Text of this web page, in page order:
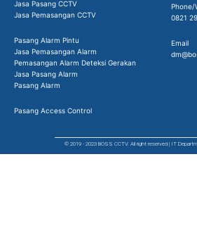
Jasa Pasang CCTV
Jasa Pemasangan CCTV
Pasang Alarm Pintu
Jasa Pemasangan Alarm
Pemasangan Alarm Deteksi Gerakan
Jasa Pasang Alarm
Pasang Alarm
Pasang Access Control
Phone/
0821
Email
© 2019 - 2023 BOSS CCTV. All right reserved | IT